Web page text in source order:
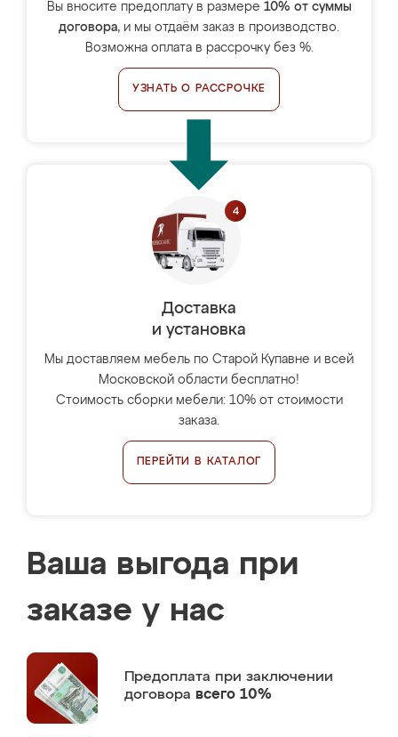
Вы вносите предоплату в размере 10% от суммы
договора, и мы отдаём заказ в производство.
Возможна оплата в рассрочку без %.
УЗНАТЬ О РАССРОЧКЕ
Доставка
и установка
Мы доставляем мебель по Старой Купавне и всей
Московской области бесплатно!
Стоимость сборки мебели: 10% от стоимости
заказа.
ПЕРЕЙТИ В КАТАЛОГ
Ваша выгода при
заказе у нас
Предоплата при заключении
договора всего 10%